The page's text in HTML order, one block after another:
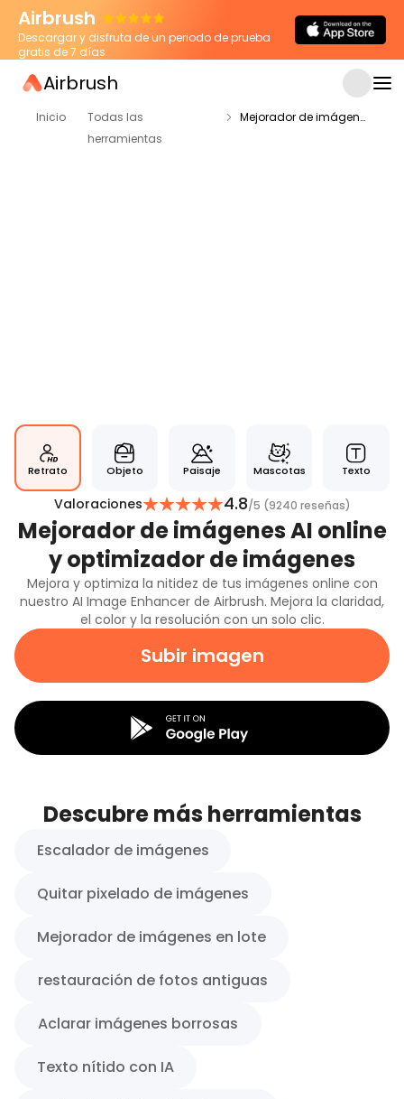
Airbrush
Descargar y disfruta de un periodo de prueba
gratis de 7 días
Airbrush
Inicio
Todas las
herramientas
Mejorador de imágenes con IA
Valoraciones 4.8/5 (9240 reseñas)
Mejorador de imágenes AI online
y optimizador de imágenes
Mejora y optimiza la nitidez de tus imágenes online con
nuestro AI Image Enhancer de Airbrush. Mejora la claridad,
el color y la resolución con un solo clic.
Subir imagen
Retrato Objeto Paisaje Mascotas Texto
Descubre más herramientas
Escalador de imágenes
Quitar pixelado de imágenes
Mejorador de imágenes en lote
restauración de fotos antiguas
Aclarar imágenes borrosas
Texto nítido con IA